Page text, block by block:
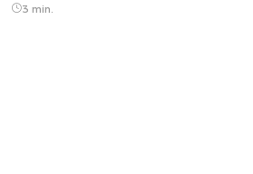
3 min.